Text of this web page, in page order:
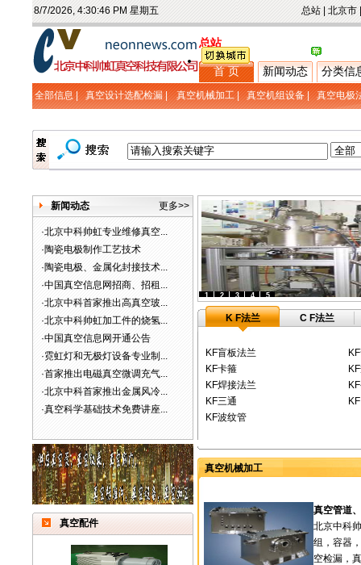
8/7/2026, 4:30:46 PM 星期五 总站 北京市
总站
首 页 新闻动态 分类信
全部信息 | 真空设计选配检漏| 真空机械加工| 真空机组设备| 真空电极
新闻动态 更多>>
·北京中科帅虹专业维修真空...
·陶瓷电极制作工艺技术
·陶瓷电极、金属化封接技术...
·中国真空信息网招商、招租...
·北京中科首家推出高真空玻...
·北京中科帅虹加工件的烧氢...
·中国真空信息网开通公告
·霓虹灯和无极灯设备专业制...
·首家推出电磁真空微调充气...
·北京中科首家推出金属风冷...
·真空科学基础技术免费讲座...
真空配件
1 2 3 4 5
K F法兰 C F法兰
KF盲板法兰
KF卡箍
KF焊接法兰
KF三通
KF波纹管
真空机械加工
真空管道
北京中科
组，容器
空检漏，